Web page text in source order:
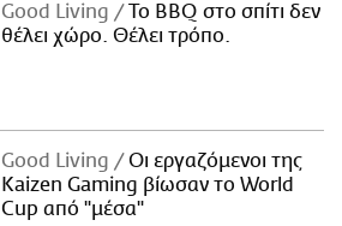
Good Living
Το BBQ στο σπίτι δεν
θέλει χώρο. Θέλει τρόπο.
Good Living
Οι εργαζόμενοι της
Kaizen Gaming βίωσαν το World
Cup από "μέσα"